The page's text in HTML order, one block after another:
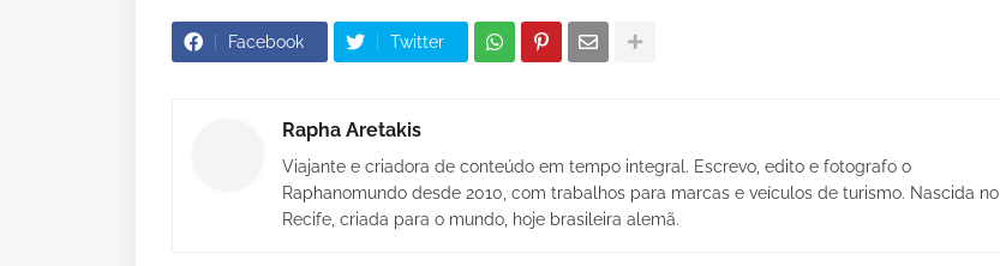
Facebook Twitter
Rapha Aretakis
Viajante e criadora de conteúdo em tempo integral. Escrevo, edito e fotografo o
Raphanomundo desde 2010, com trabalhos para marcas e veículos de turismo. Nascida no
Recife, criada para o mundo, hoje brasileira alemã.